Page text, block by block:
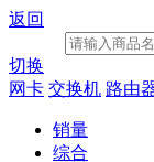
返回
切换
网卡 交换机 路由
销量
综合